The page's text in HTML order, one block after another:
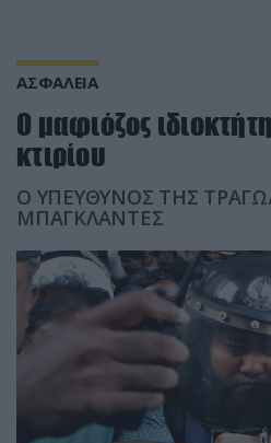
ΑΣΦΑΛΕΙΑ
Ο μαφιόζος
κτιρίου
Ο ΥΠΕΥΘΥΝΟΣ ΤΗΣ
ΜΠΑΓΚΛΑΝΤΕΣ